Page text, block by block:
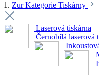
1. Zur Kategorie Tiskárny
Laserová tiskárna
Černobílá laserová